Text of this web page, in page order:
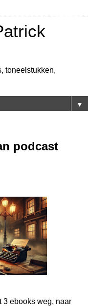
toneelstukken,
▼
podcast
3 ebooks weg, naar